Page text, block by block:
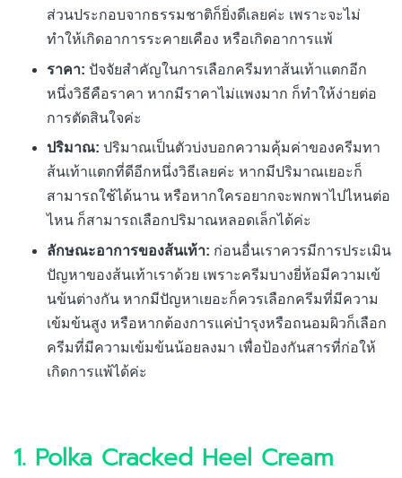
ส่วนประกอบจากธรรมชาติก็ยิ่งดีเลยค่ะ เพราะจะไม่
ทำให้เกิดอาการระคายเคือง หรือเกิดอาการแพ้
ราคา: ปัจจัยสำคัญในการเลือกครีมทาส้นเท้าแตกอีก
หนึ่งวิธีคือราคา หากมีราคาไม่แพงมาก ก็ทำให้ง่ายต่อ
การตัดสินใจค่ะ
ปริมาณ: ปริมาณเป็นตัวบ่งบอกความคุ้มค่าของครีมทา
ส้นเท้าแตกที่ดีอีกหนึ่งวิธีเลยค่ะ หากมีปริมาณเยอะก็
สามารถใช้ได้นาน หรือหากใครอยากจะพกพาไปไหนต่อ
ไหน ก็สามารถเลือกปริมาณหลอดเล็กได้ค่ะ
ลักษณะอาการของส้นเท้า: ก่อนอื่นเราควรมีการประเมิน
ปัญหาของส้นเท้าเราด้วย เพราะครีมบางยี่ห้อมีความเข้
นข้นต่างกัน หากมีปัญหาเยอะก็ควรเลือกครีมที่มีความ
เข้มข้นสูง หรือหากต้องการแค่บำรุงหรือถนอมผิวก็เลือก
ครีมที่มีความเข้มข้นน้อยลงมา เพื่อป้องกันสารที่ก่อให้
เกิดการแพ้ได้ค่ะ
1. Polka Cracked Heel Cream